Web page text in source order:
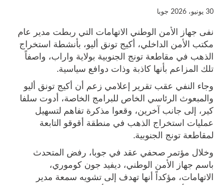
30 يونيو، 2026 جوبا
نفى جهاز الأمن الوطني الاتهامات التي ربطت مدير عام
مكتب الأمن الداخلي، أكيج تونق أليو، بأنشطة استخراج
الذهب في مقاطعة تونج الجنوبية بولاية واراب، واصفاً
تلك المزاعم بأنها كاذبة وذات دوافع سياسية.
وجاء النفي عقب تقرير إعلامي زعم أن أكيج تونق أليو
والمبعوث الرئاسي الخاص للبرامج الخاصة، أدوت سلفا
كير، إلى جانب آخرين، وقعوا مذكرة تفاهم لتسهيل
عمليات استخراج الذهب في منطقة أقوقو التابعة
لمقاطعة تونج الجنوبية.
وخلال مؤتمر صحفي عقد في جوبا، رفض المتحدث
باسم جهاز الأمن الوطني، ديفيد جون كوموري،
الاتهامات، مؤكداً أنها تهدف إلى تشويه سمعة مدير